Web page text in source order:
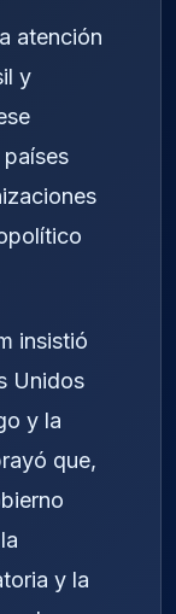
atención
y
insistió
Unidos
y la
que,
y la